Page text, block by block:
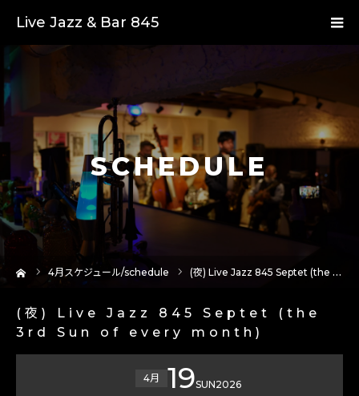
Live Jazz & Bar 845
SCHEDULE
4月スケジュール/schedule (夜) Live Jazz 845 Septet (the 3rd Sun of every month)
(夜) Live Jazz 845 Septet (the
3rd Sun of every month)
4月 19SUN2026